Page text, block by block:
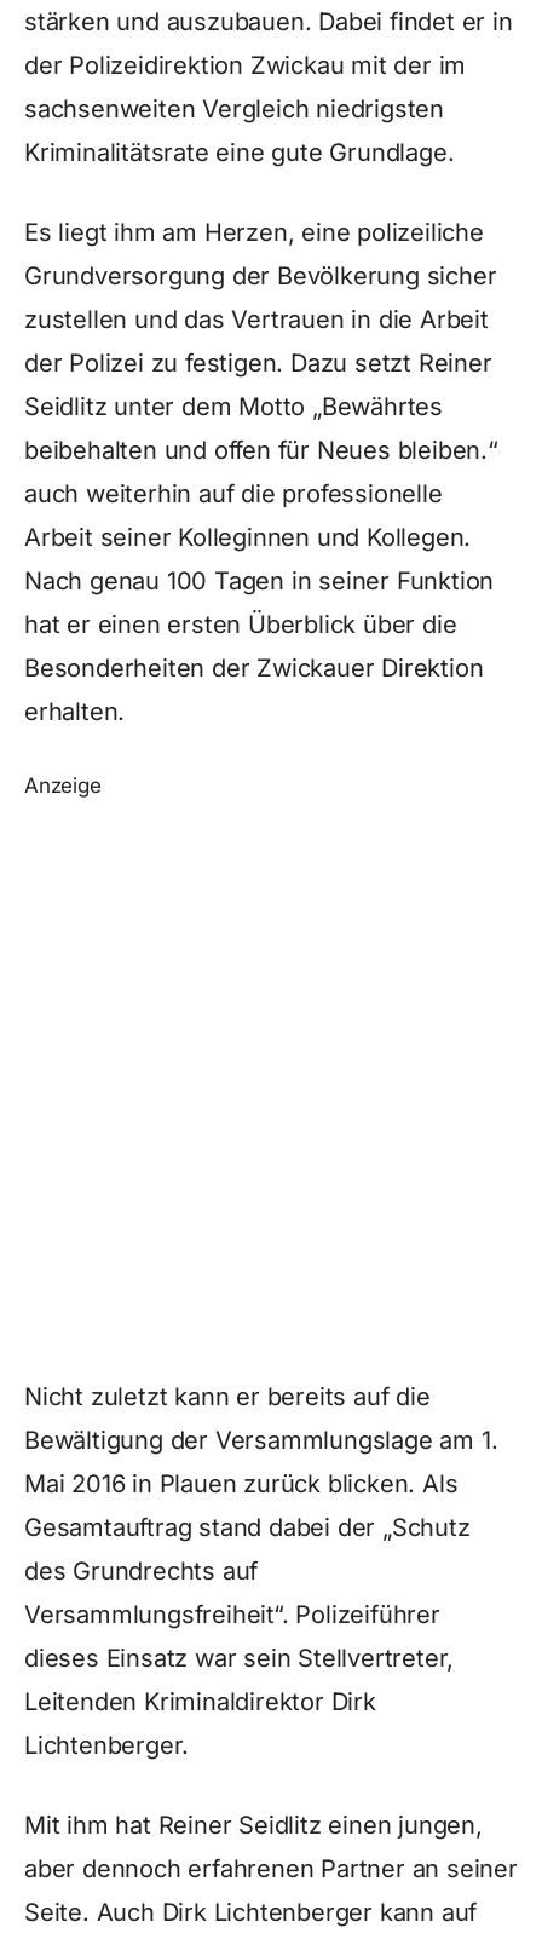
stärken und auszubauen. Dabei findet er in
der Polizeidirektion Zwickau mit der im
sachsenweiten Vergleich niedrigsten
Kriminalitätsrate eine gute Grundlage.
Es liegt ihm am Herzen, eine polizeiliche
Grundversorgung der Bevölkerung sicher
zustellen und das Vertrauen in die Arbeit
der Polizei zu festigen. Dazu setzt Reiner
Seidlitz unter dem Motto „Bewährtes
beibehalten und offen für Neues bleiben.“
auch weiterhin auf die professionelle
Arbeit seiner Kolleginnen und Kollegen.
Nach genau 100 Tagen in seiner Funktion
hat er einen ersten Überblick über die
Besonderheiten der Zwickauer Direktion
erhalten.
Anzeige
Nicht zuletzt kann er bereits auf die
Bewältigung der Versammlungslage am 1.
Mai 2016 in Plauen zurück blicken. Als
Gesamtauftrag stand dabei der „Schutz
des Grundrechts auf
Versammlungsfreiheit“. Polizeiführer
dieses Einsatz war sein Stellvertreter,
Leitenden Kriminaldirektor Dirk
Lichtenberger.
Mit ihm hat Reiner Seidlitz einen jungen,
aber dennoch erfahrenen Partner an seiner
Seite. Auch Dirk Lichtenberger kann auf